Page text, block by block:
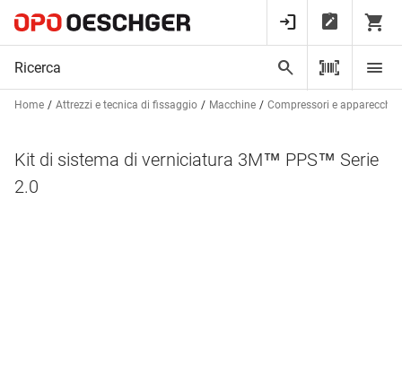
Home Attrezzi e tecnica di fissaggio Macchine Compressori e apparecchi
Kit di sistema di verniciatura 3M™ PPS™ Serie
2.0